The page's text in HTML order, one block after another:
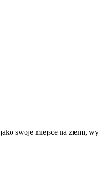
swoje miejsce na ziemi,